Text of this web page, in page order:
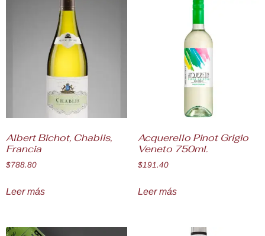
Albert Bichot, Chablis,
Francia
$788.80
Leer más
Acquerello Pinot Grigio
Veneto 750ml.
$191.40
Leer más